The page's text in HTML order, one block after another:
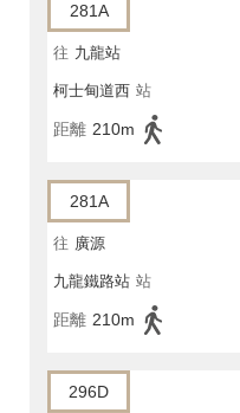
281A
往 九龍站
柯士甸道西 站
距離 210m
281A
往 廣源
九龍鐵路站 站
距離 210m
296D